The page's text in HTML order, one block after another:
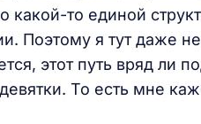
какой-то единой
Поэтому я тут даже
этот путь вряд ли
То есть мне